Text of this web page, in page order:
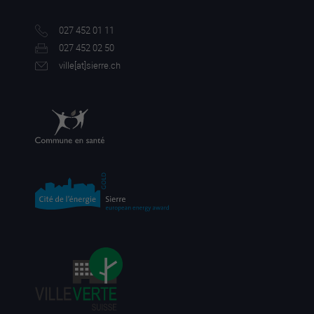
027 452 01 11
027 452 02 50
ville[at]sierre.ch